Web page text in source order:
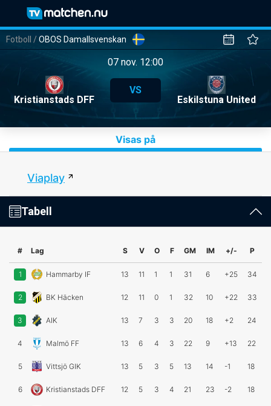
Fotboll /OBOS Damallsvenskan
07 nov. 12:00
Kristianstads DFF
VS
Eskilstuna United
Visas på
Viaplay
Tabell
# Lag S V O F GM IM +/- P
1 Hammarby IF 13 11 1 1 31 6 +25 34
2 BK Häcken 12 11 0 1 32 10 +22 33
3 AIK 13 7 3 3 20 18 +2 24
4 Malmö FF 13 6 4 3 22 9 +13 22
5 Vittsjö GIK 13 5 3 5 13 14 -1 18
6 Kristianstads DFF 12 5 3 4 21 23 -2 18